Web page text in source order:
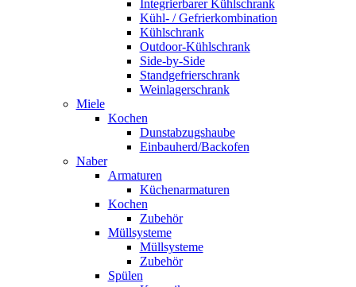
Integrierbarer Kühlschrank
Kühl- / Gefrierkombination
Kühlschrank
Outdoor-Kühlschrank
Side-by-Side
Standgefrierschrank
Weinlagerschrank
Miele
Kochen
Dunstabzugshaube
Einbauherd/Backofen
Naber
Armaturen
Küchenarmaturen
Kochen
Zubehör
Müllsysteme
Müllsysteme
Zubehör
Spülen